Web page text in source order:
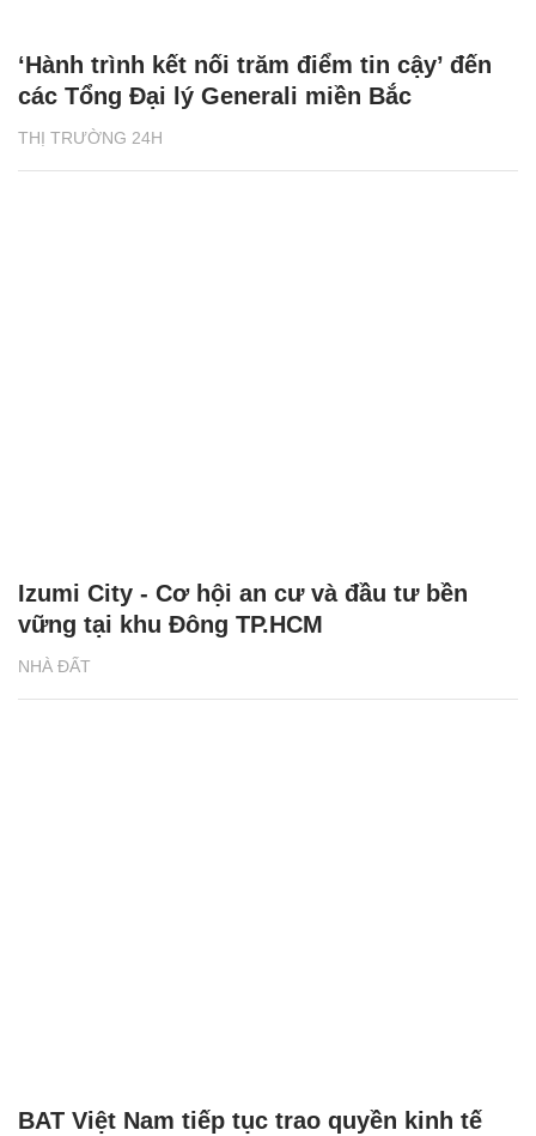
THỊ TRƯỜNG 24H
‘Hành trình kết nối trăm điểm tin cậy’ đến
các Tổng Đại lý Generali miền Bắc
NHÀ ĐẤT
Izumi City - Cơ hội an cư và đầu tư bền
vững tại khu Đông TP.HCM
BAT Việt Nam tiếp tục trao quyền kinh tế